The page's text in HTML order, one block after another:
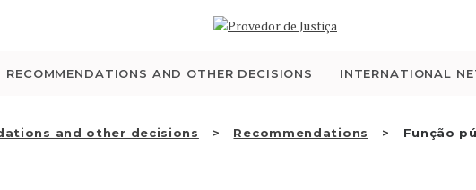
RECOMMENDATIONS AND OTHER DECISIONS INTERNATIONAL
and other decisions Recommendations
Função
WHO WE ARE
THE OMBUDSMAN AS